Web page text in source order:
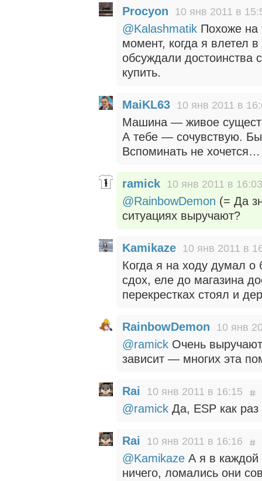
Procyon 10 янв 2011 в
@Kalashmatik Похоже на
момент, когда я влетел
обсуждали
купить.
MaiKL63 10 янв 2011 в
Машина — живое
А тебе — сочувствую.
Вспоминать не хочется…
ramick 10 янв 2011 в 16:03
@RainbowDemon (= Да
ситуациях выручают?
Kamikaze 10 янв 2011 в
Когда я на ходу думал
сдох, еле до магазина
перекрестках стоял и
RainbowDemon 10 янв
@ramick Очень
зависит — многих эта
Rai 10 янв 2011 в 16:15
@ramick Да, ESP как
Rai 10 янв 2011 в 16:16
@Kamikaze А я в
ничего, ломались они